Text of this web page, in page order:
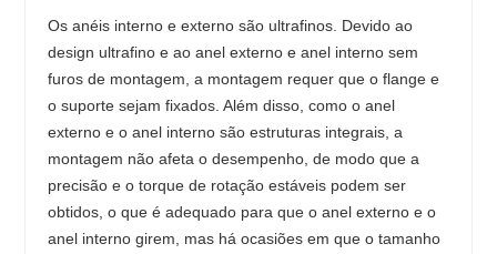
Os anéis interno e externo são ultrafinos. Devido ao
design ultrafino e ao anel externo e anel interno sem
furos de montagem, a montagem requer que o flange e
o suporte sejam fixados. Além disso, como o anel
externo e o anel interno são estruturas integrais, a
montagem não afeta o desempenho, de modo que a
precisão e o torque de rotação estáveis ​​podem ser
obtidos, o que é adequado para que o anel externo e o
anel interno girem, mas há ocasiões em que o tamanho